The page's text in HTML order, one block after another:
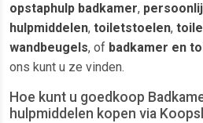
opstaphulp badkamer,
hulpmiddelen, toiletstoelen,
wandbeugels, of badkamer en
ons kunt u ze vinden.
Hoe kunt u goedkoop
hulpmiddelen kopen via